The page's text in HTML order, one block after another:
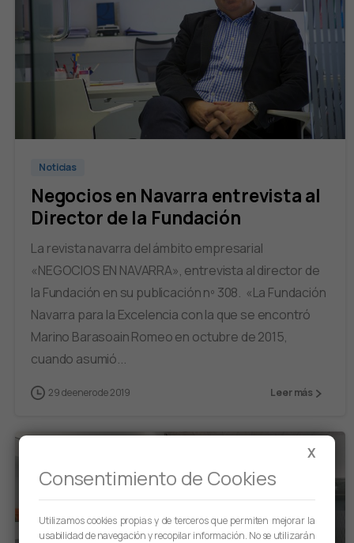
Noticias
Negocios en Navarra entrevista al
Director de la Fundación
La revista navarra del ámbito empresarial
«NEGOCIOS EN NAVARRA», entrevista al director de
la Fundación en su publicación nº 308. «La Fundación
Navarra para la Excelencia con la que se encontró
Marino Barasoain Romeo en octubre de 2015,
cuando asumió...
29 de enero de 2019 Leer más
X
Consentimiento de Cookies
Utilizamos cookies propias y de terceros que permiten mejorar la
usabilidad de navegación y recopilar información. No se utilizarán